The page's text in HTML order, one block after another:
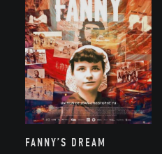
FANNY’S DREAM